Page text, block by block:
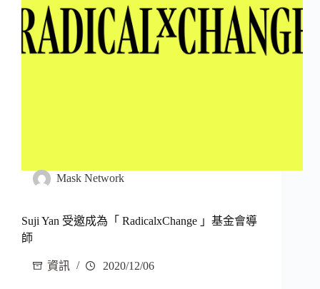
Mask Network
Suji Yan 受邀成為「 RadicalxChange 」基金會導
師
資訊 2020/12/06